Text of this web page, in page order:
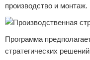
производство и монтаж.
Программа
стратегических